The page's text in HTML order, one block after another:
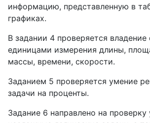
информацию, представленную в
графиках.
В задании 4 проверяется
единицами измерения длины,
массы, времени, скорости.
Заданием 5 проверяется умение
задачи на проценты.
Задание 6 направлено на